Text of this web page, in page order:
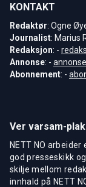
KONTAKT
Redaktør: Ogne
Journalist: Marius
Redaksjon: -
Annonse: -
Abonnement: -
Ver varsam-
NETT NO
god presseskikk
skilje mellom
innhald på NETT